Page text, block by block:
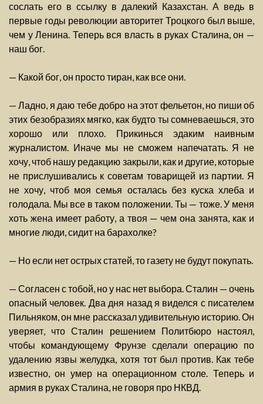
сослать его в ссылку в далекий Казахстан. А ведь в
первые годы революции авторитет Троцкого был выше,
чем у Ленина. Теперь вся власть в руках Сталина, он —
наш бог.
— Какой бог, он просто тиран, как все они.
— Ладно, я даю тебе добро на этот фельетон, но пиши об
этих безобразиях мягко, как будто ты сомневаешься, это
хорошо или плохо. Прикинься эдаким наивным
журналистом. Иначе мы не сможем напечатать. Я не
хочу, чтоб нашу редакцию закрыли, как и другие, которые
не прислушивались к советам товарищей из партии. Я
не хочу, чтоб моя семья осталась без куска хлеба и
голодала. Мы все в таком положении. Ты — тоже. У меня
хоть жена имеет работу, а твоя — чем она занята, как и
многие люди, сидит на барахолке?
— Но если нет острых статей, то газету не будут покупать.
— Согласен с тобой, но у нас нет выбора. Сталин — очень
опасный человек. Два дня назад я виделся с писателем
Пильняком, он мне рассказал удивительную историю. Он
уверяет, что Сталин решением Политбюро настоял,
чтобы командующему Фрунзе сделали операцию по
удалению язвы желудка, хотя тот был против. Как тебе
известно, он умер на операционном столе. Теперь и
армия в руках Сталина, не говоря про НКВД.